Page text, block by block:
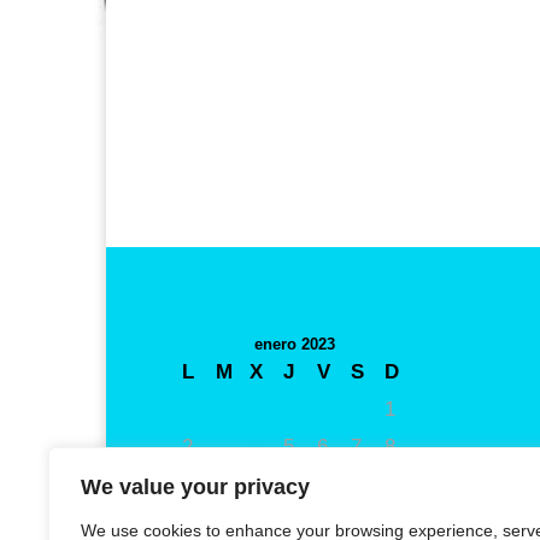
We value your privacy
We use cookies to enhance your browsing experience,
enero 2023
L M X J V S
D
1
2
3 4 5 6 7
8
9
10 11 12
16
20